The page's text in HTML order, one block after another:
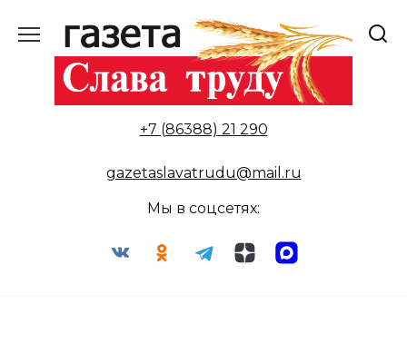
содержанию
+7 (86388) 21 290
gazetaslavatrudu@mail.ru
Мы в соцсетях: